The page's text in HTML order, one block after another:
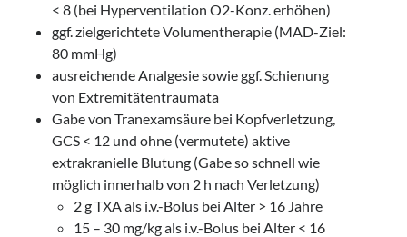
< 8 (bei Hyperventilation O2-Konz. erhöhen)
ggf. zielgerichtete Volumentherapie (MAD-Ziel:
80 mmHg)
ausreichende Analgesie sowie ggf. Schienung
von Extremitätentraumata
Gabe von Tranexamsäure bei Kopfverletzung,
GCS < 12 und ohne (vermutete) aktive
extrakranielle Blutung (Gabe so schnell wie
möglich innerhalb von 2 h nach Verletzung)
2 g TXA als i.v.-Bolus bei Alter > 16 Jahre
15 – 30 mg/kg als i.v.-Bolus bei Alter < 16